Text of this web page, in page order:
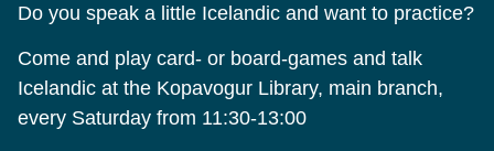
Do you speak a little Icelandic and want to practice?
Come and play card- or board-games and talk
Icelandic at the Kopavogur Library, main branch,
every Saturday from 11:30-13:00